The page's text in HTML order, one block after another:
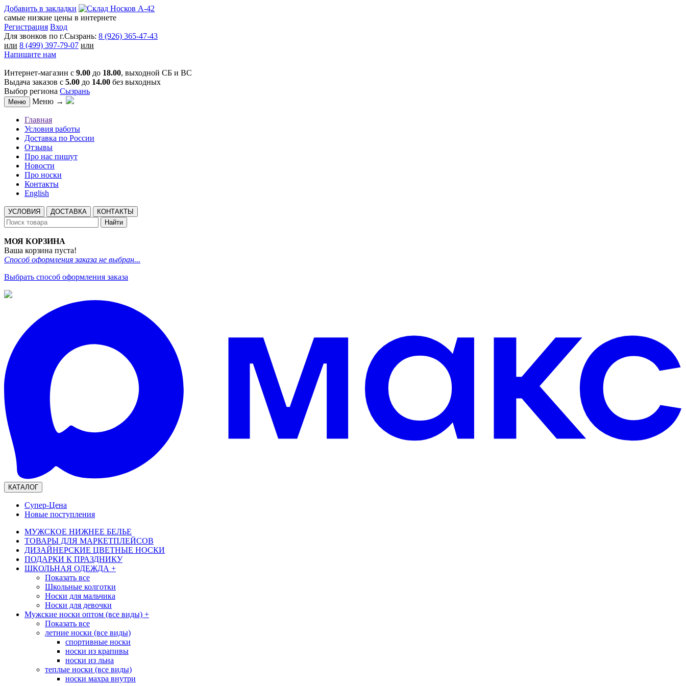
Добавить в закладки
самые низкие цены в интернете
Регистрация Вход
Для звонков по г.Сызрань: 8 (926) 365-47-43
или 8 (499) 397-79-07 или
Напишите нам
Интернет-магазин с 9.00 до 18.00, выходной СБ и ВС
Выдача заказов с 5.00 до 14.00 без выходных
Выбор региона Сызрань
Меню Меню →
Главная
Условия работы
Доставка по России
Отзывы
Про нас пишут
Новости
Про носки
Контакты
English
УСЛОВИЯ ДОСТАВКА
КОНТАКТЫ
Найти
МОЯ КОРЗИНА
Ваша корзина пуста!
Способ оформления заказа не выбран...
Выбрать способ оформления заказа
КАТАЛОГ
Супер-Цена
Новые поступления
МУЖСКОЕ НИЖНЕЕ БЕЛЬЕ
ТОВАРЫ ДЛЯ МАРКЕТПЛЕЙСОВ
ДИЗАЙНЕРСКИЕ ЦВЕТНЫЕ НОСКИ
ПОДАРКИ К ПРАЗДНИКУ
ШКОЛЬНАЯ ОДЕЖДА +
Показать все
Школьные колготки
Носки для мальчика
Носки для девочки
Мужские носки оптом (все виды) +
Показать все
летние носки (все виды)
спортивные носки
носки из крапивы
носки из льна
теплые носки (все виды)
носки махра внутри